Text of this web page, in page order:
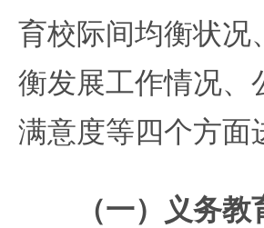
育校际间均衡状况
衡发展工作情况、
满意度等四个方面
（一）义务教